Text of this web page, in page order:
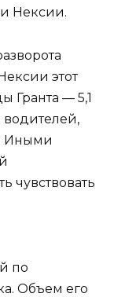
Нексии.
этот
Гранта — 5,1
водителей,
Иными
чувствовать
по
Объем его